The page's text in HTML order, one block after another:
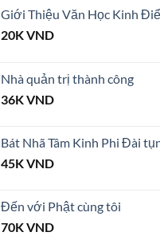
Giới Thiệu Văn Học Kinh
20KVND
Nhà quản trị thành công
36KVND
Bát Nhã Tâm Kinh Phi Đài
45KVND
Đến với Phật cùng tôi
70KVND